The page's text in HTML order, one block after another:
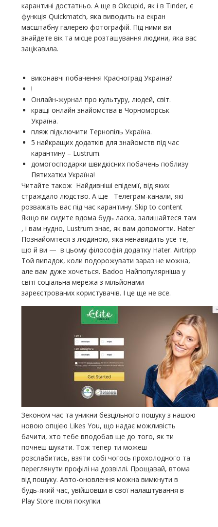
карантині достатньо. А ще в Okcupid, як і в Tinder, є
функція Quickmatch, яка виводить на екран
масштабну галерею фотографій. Під ними ви
знайдете вік та місце розташування людини, яка вас
зацікавила.
виконавчі побачення Красноград Україна?
!
Онлайн-журнал про культуру, людей, світ.
кращі онлайн знайомства в Чорноморськ
Україна.
пляж підключити Тернопіль Україна.
5 найкращих додатків для знайомств під час
карантину – Lustrum.
домогосподарки швидкісних побачень поблизу
Пятихатки Україна!
Читайте також Найдивніші епідемії, від яких
страждало людство. А ще Телеграм-канали, які
розважать вас під час карантину. Skip to content
Якщо ви сидите вдома будь ласка, залишайтеся там
, і вам нудно, Lustrum знає, як вам допомогти. Hater
Познайомтеся з людиною, яка ненавидить усе те,
що й ви — в цьому філософія додатку Hater. Airtripp
Той випадок, коли подорожувати зараз не можна,
але вам дуже хочеться. Badoo Найпопулярніша у
світі соціальна мережа з мільйонами
зареєстрованих користувачів. І це ще не все.
Зеконом час та уникни безцільного пошуку з нашою
новою опцією Likes You, що надає можливість
бачити, хто тебе вподобав ще до того, як ти
почнеш шукати. Тож тепер ти можеш
розслабитись, взяти собі чогось прохолодного та
переглянути профілі на дозвіллі. Прощавай, втома
від пошуку. Авто-оновлення можна вимкнути в
будь-який час, увійшовши в свої налаштування в
Play Store після покупки.